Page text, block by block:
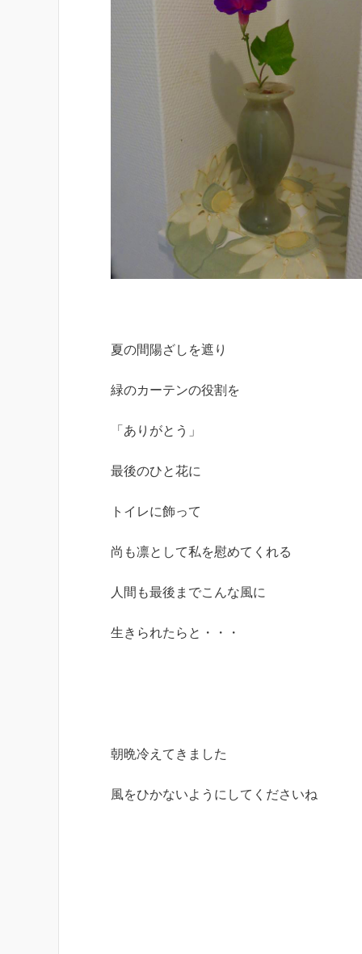
夏の間陽ざしを遮り
緑のカーテンの役割を
「ありがとう」
最後のひと花に
トイレに飾って
尚も凛として私を慰めてくれる
人間も最後までこんな風に
生きられたらと・・・
朝晩冷えてきました
風をひかないようにしてくださいね